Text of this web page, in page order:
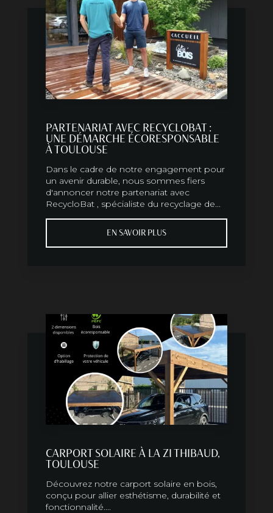
PARTENARIAT AVEC RECYCLOBAT :
UNE DÉMARCHE ÉCORESPONSABLE
À TOULOUSE
Dans le cadre de notre engagement pour
un avenir durable, nous sommes fiers
d'annoncer notre partenariat avec
RecycloBat , spécialiste du recyclage de...
EN SAVOIR PLUS
CARPORT SOLAIRE À LA ZI THIBAUD,
TOULOUSE
Découvrez notre carport solaire en bois,
conçu pour allier esthétisme, durabilité et
fonctionnalité....